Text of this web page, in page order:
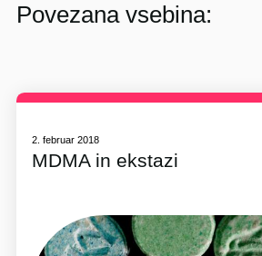
Povezana vsebina:
2. februar 2018
MDMA in ekstazi